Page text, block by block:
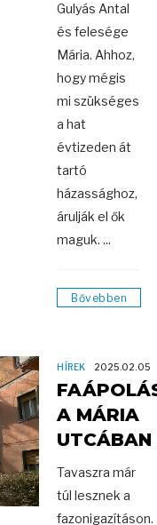
Gulyás Antal
és felesége
Mária. Ahhoz,
hogy mégis
mi szükséges
a hat
évtizeden át
tartó
házassághoz,
árulják el ők
maguk. ...
Bővebben
HÍREK 2025.02.05
A MÁRIA
UTCÁBAN
Tavaszra már
túl lesznek a
fazonigazításon.